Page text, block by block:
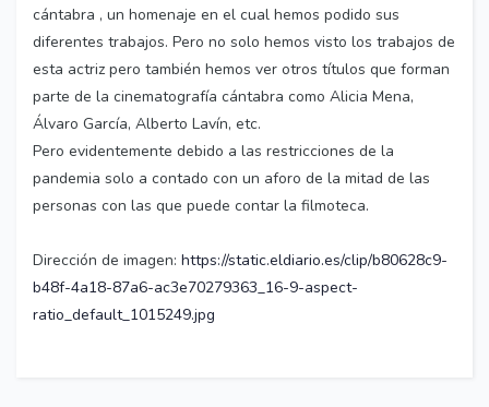
cántabra , un homenaje en el cual hemos podido sus
diferentes trabajos. Pero no solo hemos visto los trabajos de
esta actriz pero también hemos ver otros títulos que forman
parte de la cinematografía cántabra como Alicia Mena,
Álvaro García, Alberto Lavín, etc.
Pero evidentemente debido a las restricciones de la
pandemia solo a contado con un aforo de la mitad de las
personas con las que puede contar la filmoteca.
Dirección de imagen: https://static.eldiario.es/clip/b80628c9-
b48f-4a18-87a6-ac3e70279363_16-9-aspect-
ratio_default_1015249.jpg